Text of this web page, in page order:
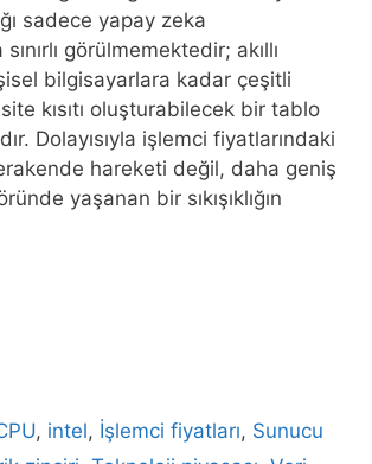
sadece yapay zeka
sınırlı görülmemektedir; akıllı
bilgisayarlara kadar çeşitli
kısıtı oluşturabilecek bir tablo
Dolayısıyla işlemci fiyatlarındaki
hareketi değil, daha geniş
yaşanan bir sıkışıklığın
, intel, İşlemci fiyatları, Sunucu